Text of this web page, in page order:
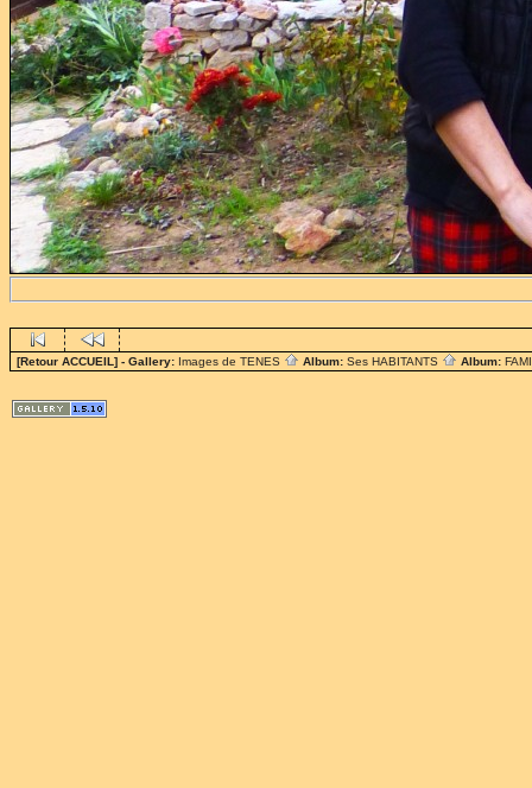
[Retour ACCUEIL] - Gallery: Images de TENES Album: Ses HABITANTS Album: